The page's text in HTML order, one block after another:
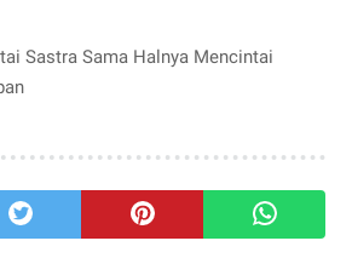
Sastra Sama Halnya Mencintai